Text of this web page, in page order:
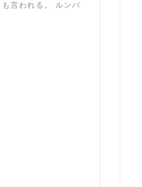
言われる。 ルンバ